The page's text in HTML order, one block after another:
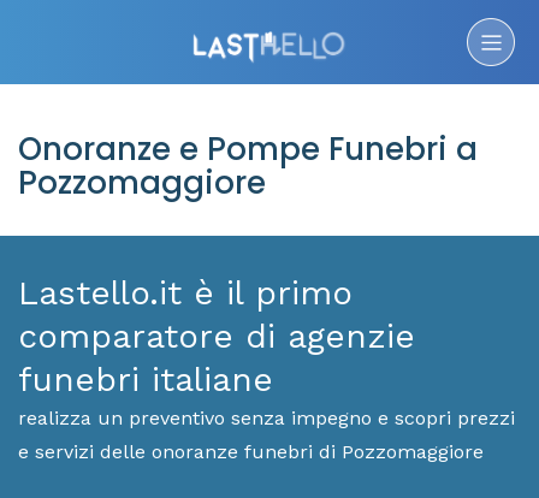
Onoranze e Pompe Funebri a
Pozzomaggiore
Lastello.it è il primo
comparatore di agenzie
funebri italiane
realizza un preventivo senza impegno e scopri prezzi
e servizi delle onoranze funebri di Pozzomaggiore